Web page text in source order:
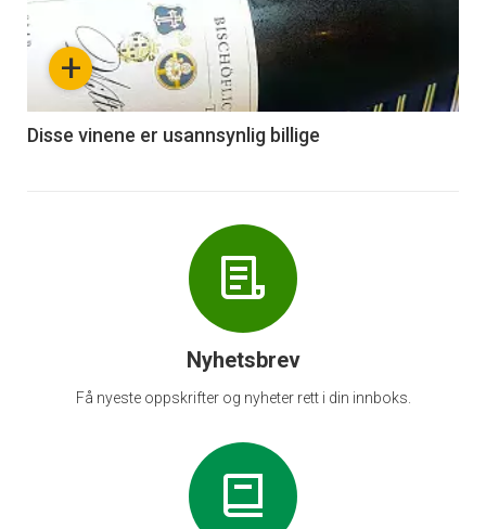
nå
6
+
Disse vinene er usannsynlig billige
Nyhetsbrev
Få nyeste oppskrifter og nyheter rett i din innboks.